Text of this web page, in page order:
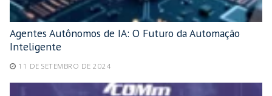
Agentes Autônomos de IA: O Futuro da Automação
Inteligente
11 DE SETEMBRO DE 2024